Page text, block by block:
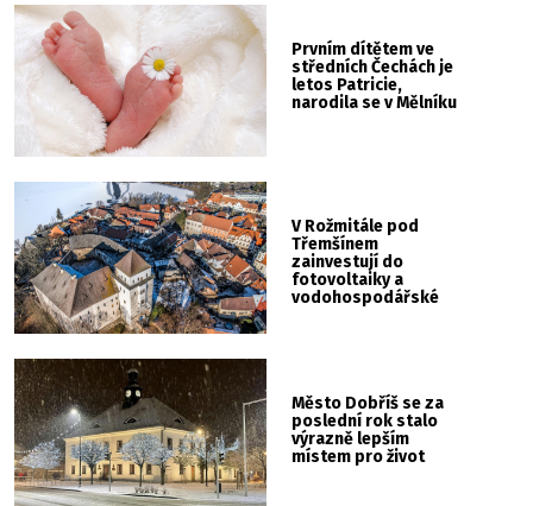
Prvním dítětem ve
středních Čechách je
letos Patricie,
narodila se v Mělníku
V Rožmitále pod
Třemšínem
zainvestují do
fotovoltaiky a
vodohospodářské
Město Dobříš se za
poslední rok stalo
výrazně lepším
místem pro život